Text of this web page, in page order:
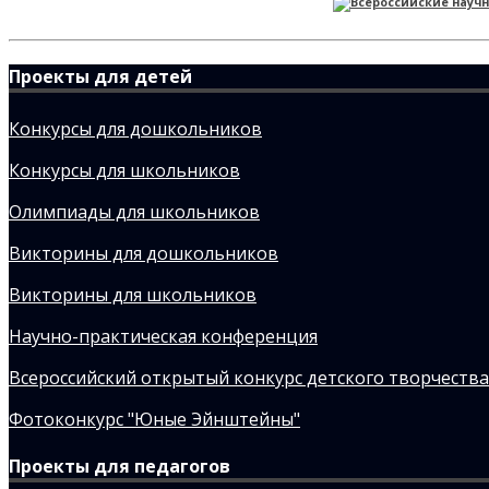
Проекты для детей
Конкурсы для дошкольников
Конкурсы для школьников
Олимпиады для школьников
Викторины для дошкольников
Викторины для школьников
Научно-практическая конференция
Всероссийский открытый конкурс детского творчества
Фотоконкурс "Юные Эйнштейны"
Проекты для педагогов